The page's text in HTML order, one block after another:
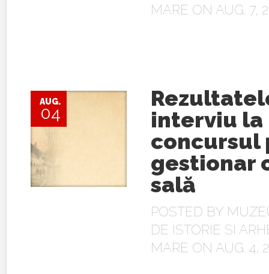
MARE ON AUG. 7,
AUG.
04
interviu la
concursul
gestionar
sală
POSTED BY
DE ISTORIE SI
MARE ON AUG. 4,